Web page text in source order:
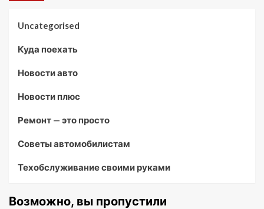
Uncategorised
Куда поехать
Новости авто
Новости плюс
Ремонт — это просто
Советы автомобилистам
Техобслуживание своими руками
Возможно, вы пропустили